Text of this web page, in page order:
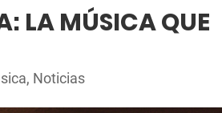
LA MÚSICA QUE
, Noticias